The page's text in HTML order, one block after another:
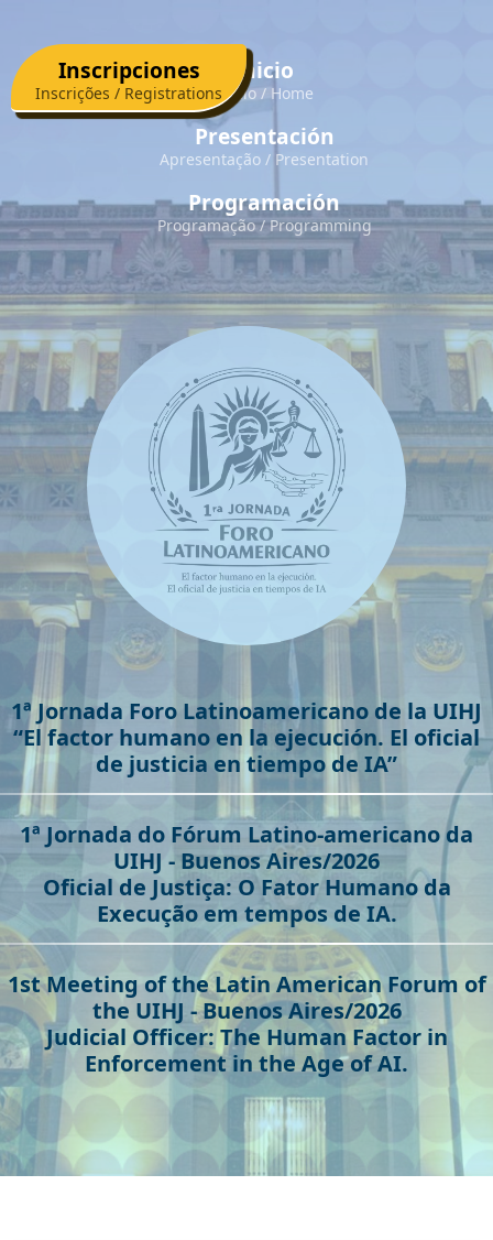
Inicio
Presentación
Programación
Inscripciones
1ª Jornada Foro Latinoamericano de la UIHJ
“El factor humano en la ejecución. El oficial
de justicia en tiempo de IA”
1ª Jornada do Fórum Latino-americano da
UIHJ - Buenos Aires/2026
Oficial de Justiça: O Fator Humano da
Execução em tempos de IA.
1st Meeting of the Latin American Forum of
the UIHJ - Buenos Aires/2026
Judicial Officer: The Human Factor in
Enforcement in the Age of AI.